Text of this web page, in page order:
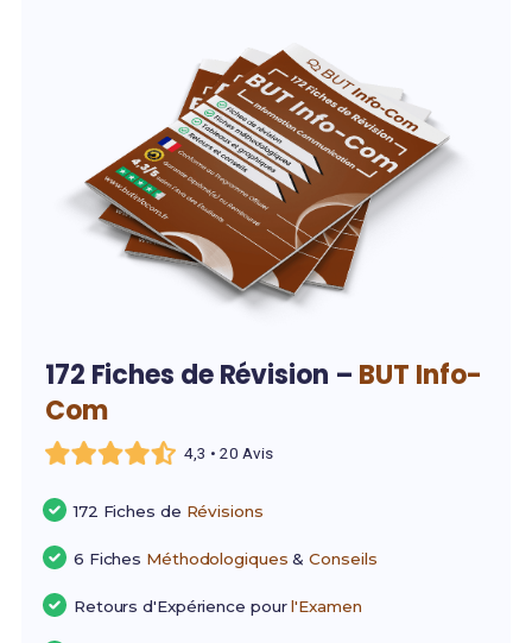
172 Fiches de Révision – BUT Info-
Com
4,3 • 20 Avis
172 Fiches de Révisions
6 Fiches Méthodologiques &Conseils
Retours d'Expérience pourl'Examen